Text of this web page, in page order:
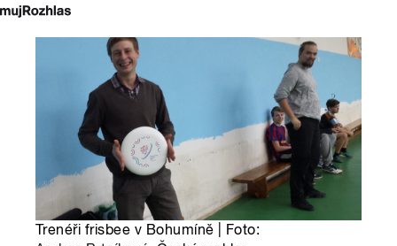
Trenéři frisbee v Bohumíně | Foto: